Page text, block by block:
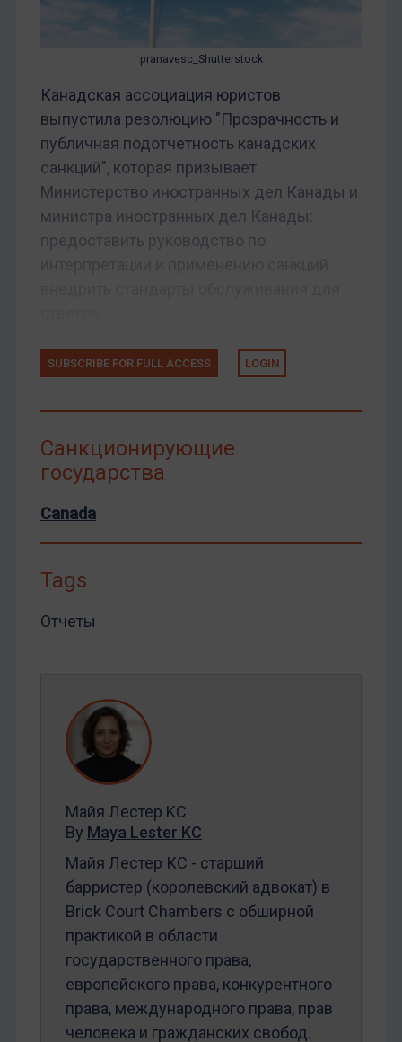
pranavesc_Shutterstock
Канадская ассоциация юристов
выпустила резолюцию "Прозрачность и
публичная подотчетность канадских
санкций", которая призывает
Министерство иностранных дел Канады и
министра иностранных дел Канады:
предоставить руководство по
SUBSCRIBE FOR FULL ACCESS LOGIN
Санкционирующие
государства
Canada
Tags
Отчеты
Майя Лестер KC
By Maya Lester KC
Майя Лестер КС - старший
барристер (королевский адвокат) в
Brick Court Chambers с обширной
практикой в области
государственного права,
европейского права, конкурентного
права, международного права, прав
человека и гражданских свобод.